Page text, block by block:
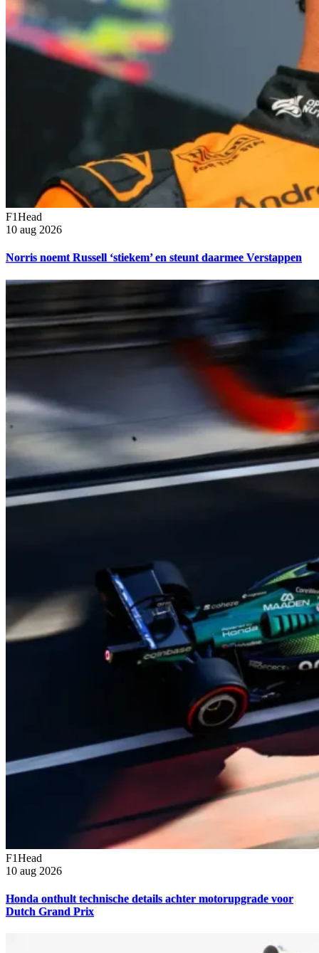
F1Head
10 aug 2026
Norris noemt Russell ‘stiekem’ en steunt daarmee Verstappen
F1Head
10 aug 2026
Honda onthult technische details achter motorupgrade voor
Dutch Grand Prix